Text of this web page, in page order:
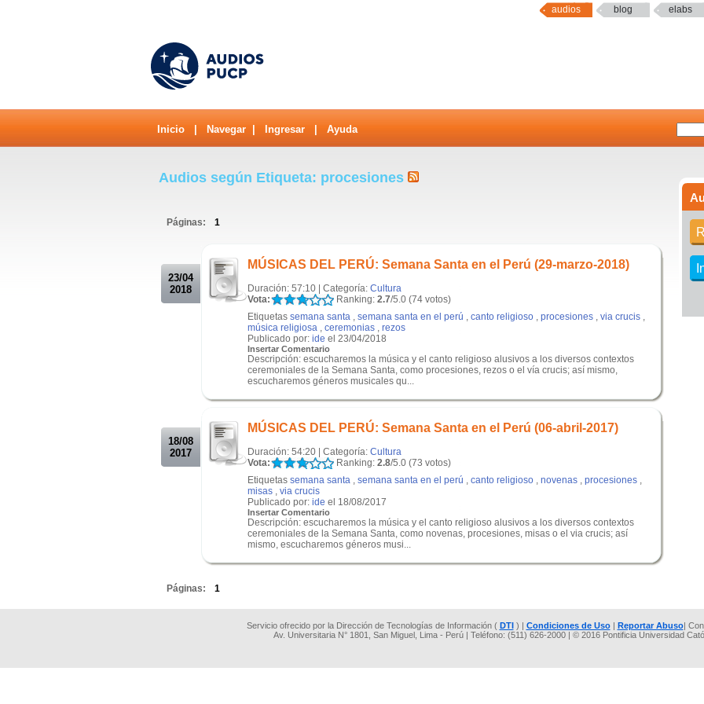
audios blog elabs
Inicio Navegar Ingresar Ayuda
Audios según Etiqueta: procesiones
Páginas: 1
23/04
2018
MÚSICAS DEL PERÚ: Semana Santa en el Perú (29-marzo-2018)
Duración: 57:10 | Categoría: Cultura
Vota:
Ranking: 2.7/5.0 (74 votos)
Etiquetas semana santa , semana santa en el perú , canto religioso , procesiones , via crucis ,
música religiosa , ceremonias , rezos
Publicado por: ide el 23/04/2018
Insertar Comentario
Descripción: escucharemos la música y el canto religioso alusivos a los diversos contextos
ceremoniales de la Semana Santa, como procesiones, rezos o el vía crucis; así mismo,
escucharemos géneros musicales qu...
18/08
2017
MÚSICAS DEL PERÚ: Semana Santa en el Perú (06-abril-2017)
Duración: 54:20 | Categoría: Cultura
Vota:
Ranking: 2.8/5.0 (73 votos)
Etiquetas semana santa , semana santa en el perú , canto religioso , novenas , procesiones ,
misas , via crucis
Publicado por: ide el 18/08/2017
Insertar Comentario
Descripción: escucharemos la música y el canto religioso alusivos a los diversos contextos
ceremoniales de la Semana Santa, como novenas, procesiones, misas o el via crucis; así
mismo, escucharemos géneros musi...
Páginas: 1
Servicio ofrecido por la Dirección de Tecnologías de Información ( DTI) | Condiciones de Uso| Reportar Abuso|
Av. Universitaria N° 1801, San Miguel, Lima - Perú | Teléfono: (511) 626-2000 | © 2016 Pontificia Universidad